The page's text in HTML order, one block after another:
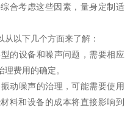
合考虑这些因素，量身定制适
以下几个方面来了解：
的设备和噪声问题，需要相应
费用的确定。
动噪声的治理，可能需要使用
料和设备的成本将直接影响到